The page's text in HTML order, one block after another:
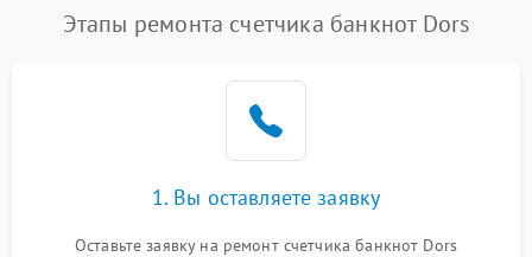
Этапы ремонта счетчика банкнот Dors
1. Вы оставляете заявку
Оставьте заявку на ремонт счетчика банкнот Dors